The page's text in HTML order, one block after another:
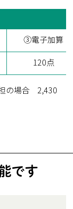
③電子加算
120点
の場合 2,430
です